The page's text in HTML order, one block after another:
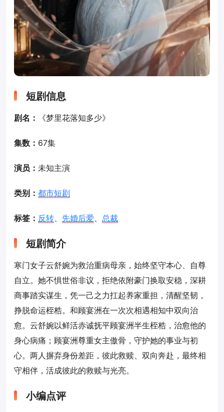
短剧信息
剧名： 《梦里花落知多少》
集数： 67集
演员： 未知主演
类别： 都市短剧
标签： 反转、 先婚后爱、 总裁
短剧简介
寒门女子云舒婉为救治重病母亲，始终坚守本心、自尊
自立。她不惧世俗非议，拒绝依附豪门换取安稳，深耕
商事踏实谋生，凭一己之力扛起养家重担，清醒坚韧，
挣脱命运桎梏。和顾宴洲在一次次相遇相知中双向治
愈。云舒婉以鲜活赤诚抚平顾宴洲半生桎梏，治愈他的
身心病痛；顾宴洲尊重女主傲骨，守护她的事业与初
心。两人摒弃身份差距，彼此救赎、双向奔赴，最终相
守相伴，活成彼此的救赎与光亮。
小编点评